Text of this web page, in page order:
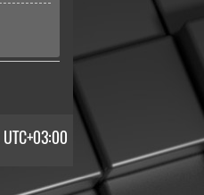
UTC+03:00